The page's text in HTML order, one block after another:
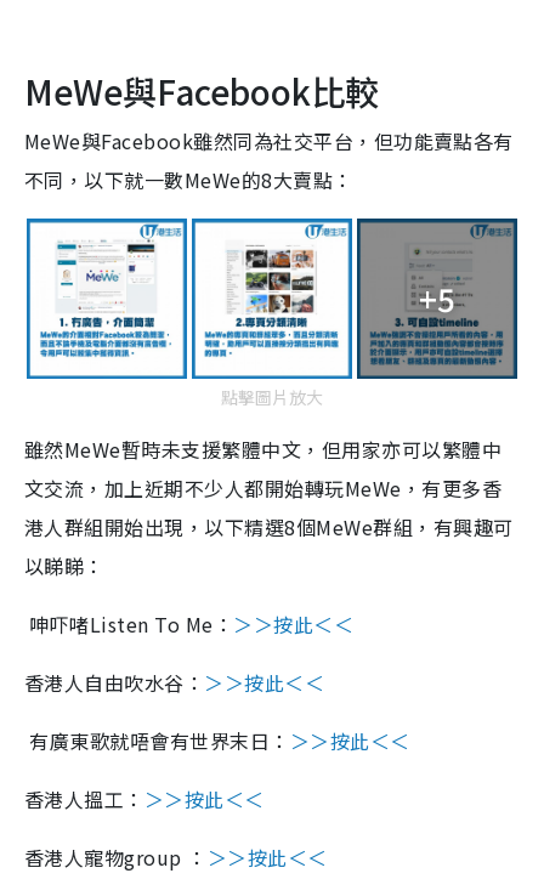
MeWe與Facebook比較
MeWe與Facebook雖然同為社交平台，但功能賣點各有
不同，以下就一數MeWe的8大賣點：
+5
點擊圖片放大
雖然MeWe暫時未支援繁體中文，但用家亦可以繁體中
文交流，加上近期不少人都開始轉玩MeWe，有更多香
港人群組開始出現，以下精選8個MeWe群組，有興趣可
以睇睇：
呻吓啫Listen To Me： ＞＞按此＜＜
香港人自由吹水谷： ＞＞按此＜＜
有廣東歌就唔會有世界末日： ＞＞按此＜＜
香港人搵工： ＞＞按此＜＜
香港人寵物group ： ＞＞按此＜＜